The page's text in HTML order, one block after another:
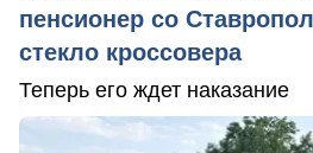
пенсионер со
стекло кроссовера
Теперь его ждет наказание